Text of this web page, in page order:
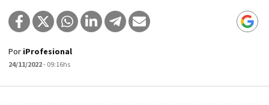
Por iProfesional
24/11/2022- 09:16hs